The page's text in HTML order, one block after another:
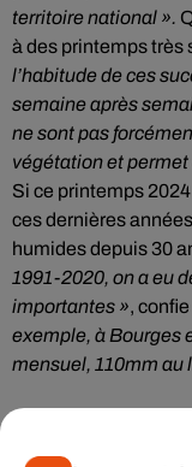
territoire national ».
à des printemps très
l’habitude de ces
semaine après
ne sont pas
végétation et
Si ce printemps
ces dernières
humides depuis 30
1991-2020, on a eu
importantes »,
exemple, à Bourges
mensuel, 110mm au